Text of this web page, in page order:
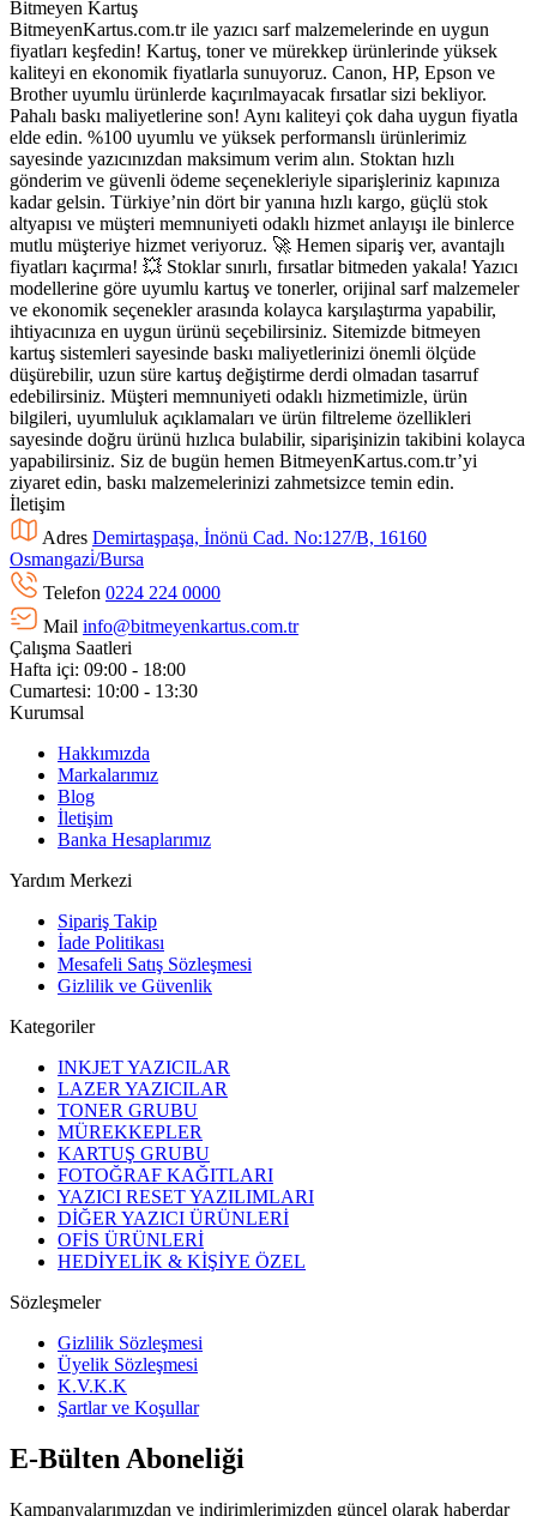
BitmeyenKartus.com.tr ile yazıcı sarf malzemelerinde en uygun
fiyatları keşfedin! Kartuş, toner ve mürekkep ürünlerinde yüksek
kaliteyi en ekonomik fiyatlarla sunuyoruz. Canon, HP, Epson ve
Brother uyumlu ürünlerde kaçırılmayacak fırsatlar sizi bekliyor.
Pahalı baskı maliyetlerine son! Aynı kaliteyi çok daha uygun fiyatla
elde edin. %100 uyumlu ve yüksek performanslı ürünlerimiz
sayesinde yazıcınızdan maksimum verim alın. Stoktan hızlı
gönderim ve güvenli ödeme seçenekleriyle siparişleriniz kapınıza
kadar gelsin. Türkiye’nin dört bir yanına hızlı kargo, güçlü stok
altyapısı ve müşteri memnuniyeti odaklı hizmet anlayışı ile binlerce
mutlu müşteriye hizmet veriyoruz. 🚀 Hemen sipariş ver, avantajlı
fiyatları kaçırma! 💥 Stoklar sınırlı, fırsatlar bitmeden yakala! Yazıcı
modellerine göre uyumlu kartuş ve tonerler, orijinal sarf malzemeler
ve ekonomik seçenekler arasında kolayca karşılaştırma yapabilir,
ihtiyacınıza en uygun ürünü seçebilirsiniz. Sitemizde bitmeyen
kartuş sistemleri sayesinde baskı maliyetlerinizi önemli ölçüde
düşürebilir, uzun süre kartuş değiştirme derdi olmadan tasarruf
edebilirsiniz. Müşteri memnuniyeti odaklı hizmetimizle, ürün
bilgileri, uyumluluk açıklamaları ve ürün filtreleme özellikleri
sayesinde doğru ürünü hızlıca bulabilir, siparişinizin takibini kolayca
yapabilirsiniz. Siz de bugün hemen BitmeyenKartus.com.tr’yi
ziyaret edin, baskı malzemelerinizi zahmetsizce temin edin.
İletişim
Adres Demirtaşpaşa, İnönü Cad. No:127/B, 16160
Osmangazi̇/Bursa
Telefon 0224 224 0000
Mail info@bitmeyenkartus.com.tr
Çalışma Saatleri
Hafta içi: 09:00 - 18:00
Cumartesi: 10:00 - 13:30
Kurumsal
Hakkımızda
Markalarımız
Blog
İletişim
Banka Hesaplarımız
Yardım Merkezi
Sipariş Takip
İade Politikası
Mesafeli Satış Sözleşmesi
Gizlilik ve Güvenlik
Kategoriler
INKJET YAZICILAR
LAZER YAZICILAR
TONER GRUBU
MÜREKKEPLER
KARTUŞ GRUBU
FOTOĞRAF KAĞITLARI
YAZICI RESET YAZILIMLARI
DİĞER YAZICI ÜRÜNLERİ
OFİS ÜRÜNLERİ
HEDİYELİK & KİŞİYE ÖZEL
Sözleşmeler
Gizlilik Sözleşmesi
Üyelik Sözleşmesi
K.V.K.K
Şartlar ve Koşullar
E-Bülten Aboneliği
Kampanyalarımızdan ve indirimlerimizden güncel olarak haberdar